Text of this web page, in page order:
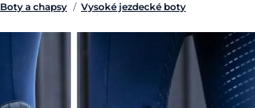
Boty a chapsy / Vysoké jezdecké boty